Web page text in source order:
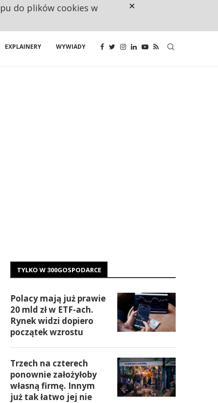
EXPLAINERY WYWIADY
TYLKO W 300GOSPODARCE
Polacy mają już prawie
20 mld zł w ETF-ach.
Rynek widzi dopiero
początek wzrostu
Trzech na czterech
ponownie założyłoby
własną firmę. Innym
już tak łatwo jej nie
do plików cookies w ×